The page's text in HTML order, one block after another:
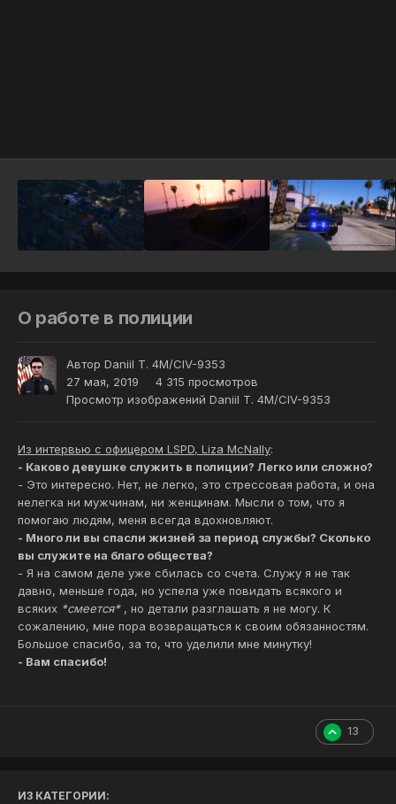
О работе в полиции
Автор Daniil T. 4M/CIV-9353
27 мая, 2019
4 315 просмотров
Просмотр изображений Daniil T. 4M/CIV-9353
Из интервью с офицером LSPD, Liza McNally:
- Каково девушке служить в полиции? Легко или сложно?
- Это интересно. Нет, не легко, это стрессовая работа, и она
нелегка ни мужчинам, ни женщинам. Мысли о том, что я
помогаю людям, меня всегда вдохновляют.
- Много ли вы спасли жизней за период службы? Сколько
вы служите на благо общества?
- Я на самом деле уже сбилась со счета. Служу я не так
давно, меньше года, но успела уже повидать всякого и
всяких *смеется*, но детали разглашать я не могу. К
сожалению, мне пора возвращаться к своим обязанностям.
Большое спасибо, за то, что уделили мне минутку!
- Вам спасибо!
13
ИЗ КАТЕГОРИИ: